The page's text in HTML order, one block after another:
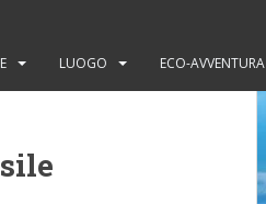
LUOGO ECO-AVVENTURA